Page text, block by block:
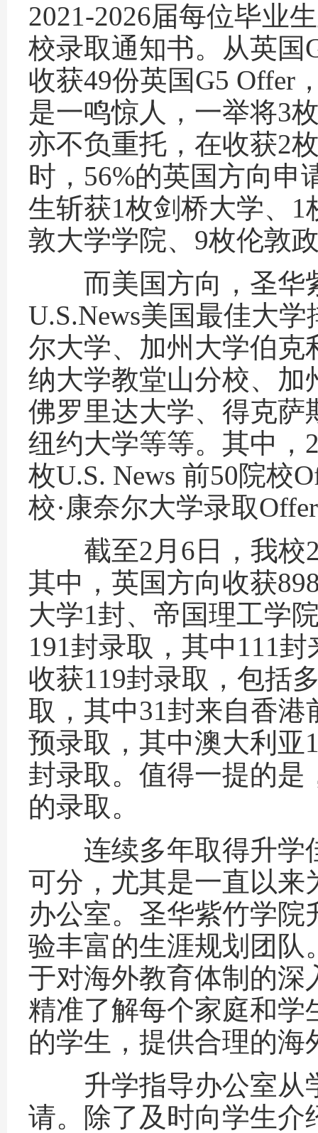
2021-2026届每位毕业
校录取通知书。从英国
收获49份英国G5 Offer
是一鸣惊人，一举将3
亦不负重托，在收获2
时，56%的英国方向申
生斩获1枚剑桥大学、1
敦大学学院、9枚伦敦
而美国方向，圣华紫
U.S.News美国最佳大
尔大学、加州大学伯克
纳大学教堂山分校、加
佛罗里达大学、得克萨
纽约大学等等。其中，
枚U.S. News 前50院校
校·康奈尔大学录取
截至2月6日，我校
其中，英国方向收获
大学1封、帝国理工学
191封录取，其中111
收获119封录取，包括
取，其中31封来自香
预录取，其中澳大利亚
封录取。值得一提的是
的录取。
连续多年取得升学
可分，尤其是一直以来
办公室。圣华紫竹学
验丰富的生涯规划团队
于对海外教育体制的深
精准了解每个家庭和学
的学生，提供合理的海
升学指导办公室从
请。除了及时向学生介